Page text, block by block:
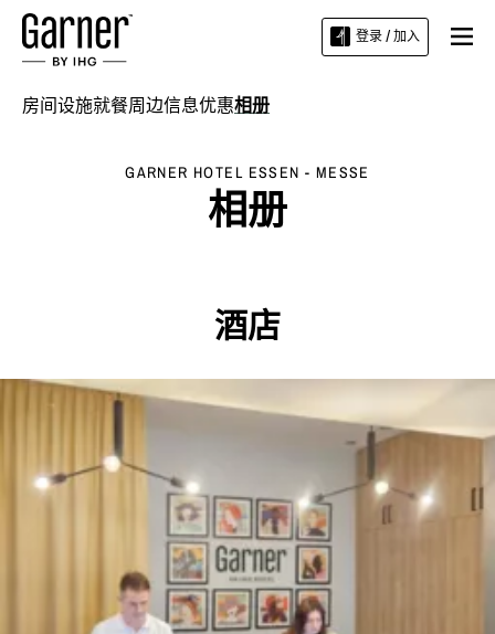
登录 / 加入
房间设施就餐周边信息优惠相册
GARNER HOTEL ESSEN - MESSE
相册
酒店